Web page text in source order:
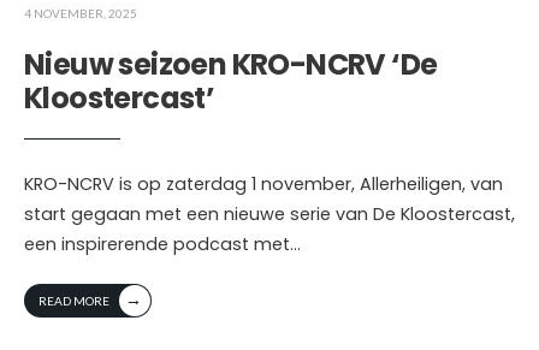
4 NOVEMBER, 2025
Nieuw seizoen KRO-NCRV ‘De
Kloostercast’
KRO-NCRV is op zaterdag 1 november, Allerheiligen, van
start gegaan met een nieuwe serie van De Kloostercast,
een inspirerende podcast met...
READ MORE →